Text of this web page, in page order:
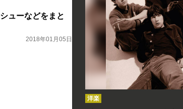
ューなどをまと
2018年01月05日
洋楽